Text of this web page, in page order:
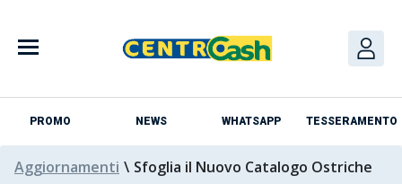
PROMO NEWS WHATSAPP TESSERAMENTO
Aggiornamenti \ Sfoglia il Nuovo Catalogo Ostriche